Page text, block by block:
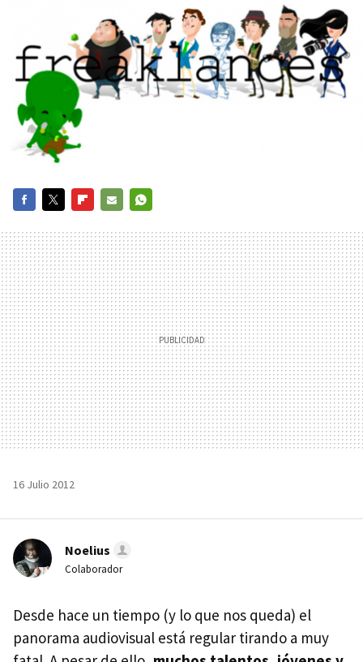
MAIL
16 Julio 2012
Noelius
Colaborador
Desde hace un tiempo (y lo que nos queda) el
panorama audiovisual está regular tirando a muy